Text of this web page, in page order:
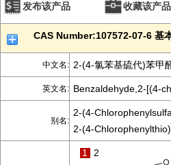
发布该产品 收藏该产品
CAS Number:107572-07-6 基
中文名: 2-(4-氯苯基硫代)苯甲
英文名: Benzaldehyde,2-[(4-
别名:
2-(4-
2-(4-
1 2